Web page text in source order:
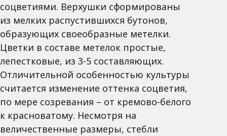
соцветиями. Верхушки сформированы
из мелких распустившихся бутонов,
образующих своеобразные метелки.
Цветки в составе метелок простые,
лепестковые, из 3-5 составляющих.
Отличительной особенностью культуры
считается изменение оттенка соцветия,
по мере созревания – от кремово-белого
к красноватому. Несмотря на
величественные размеры, стебли